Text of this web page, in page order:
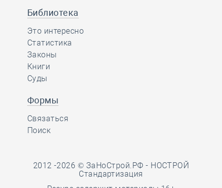
Библиотека
Это интересно
Статистика
Законы
Книги
Суды
Формы
Связаться
Поиск
2012 -2026 © ЗаНоСтрой.РФ - НОСТРОЙ
Стандартизация